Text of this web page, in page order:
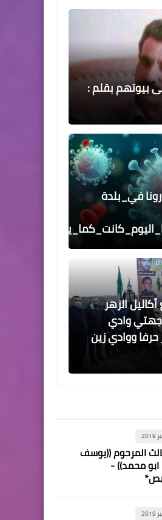
بيوتهم بقلم :
في_بلدة
الزهر
وادي
ووادي زين
عين صفحةٌ لن
المرحوم ((يوسف
ابو محمد)) -